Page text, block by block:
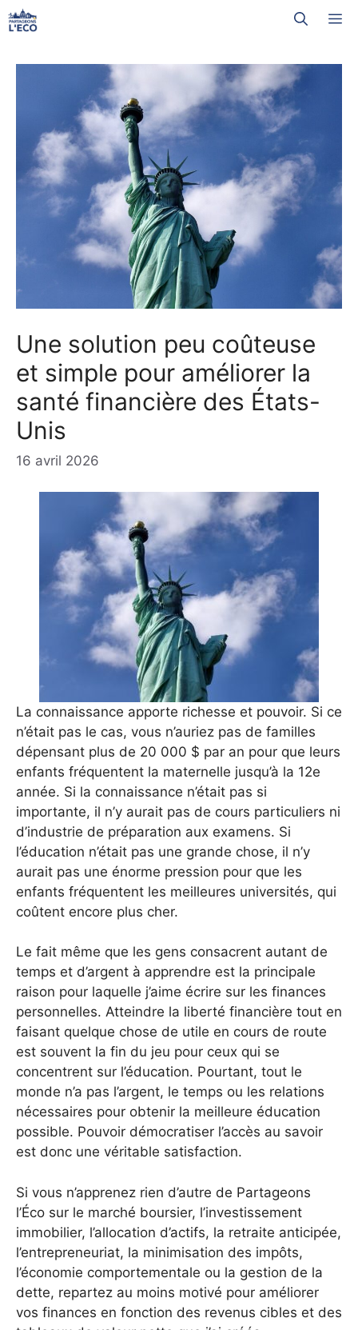
Aller
au
Une solution peu coûteuse
et simple pour améliorer la
santé financière des États-
Unis
16 avril 2026
La connaissance apporte richesse et pouvoir. Si ce
n’était pas le cas, vous n’auriez pas de familles
dépensant plus de 20 000 $ par an pour que leurs
enfants fréquentent la maternelle jusqu’à la 12e
année. Si la connaissance n’était pas si
importante, il n’y aurait pas de cours particuliers ni
d’industrie de préparation aux examens. Si
l’éducation n’était pas une grande chose, il n’y
aurait pas une énorme pression pour que les
enfants fréquentent les meilleures universités, qui
coûtent encore plus cher.
Le fait même que les gens consacrent autant de
temps et d’argent à apprendre est la principale
raison pour laquelle j’aime écrire sur les finances
personnelles. Atteindre la liberté financière tout en
faisant quelque chose de utile en cours de route
est souvent la fin du jeu pour ceux qui se
concentrent sur l’éducation. Pourtant, tout le
monde n’a pas l’argent, le temps ou les relations
nécessaires pour obtenir la meilleure éducation
possible. Pouvoir démocratiser l’accès au savoir
est donc une véritable satisfaction.
Si vous n’apprenez rien d’autre de Partageons
l’Éco sur le marché boursier, l’investissement
immobilier, l’allocation d’actifs, la retraite anticipée,
l’entrepreneuriat, la minimisation des impôts,
l’économie comportementale ou la gestion de la
dette, repartez au moins motivé pour améliorer
vos finances en fonction des revenus cibles et des